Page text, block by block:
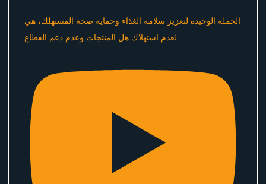
الحملة الوحيدة لتعزيز سلامة الغذاء وحماية صحة المستهلك، هي
لعدم استهلاك هل المنتجات وعدم دعم القطاع